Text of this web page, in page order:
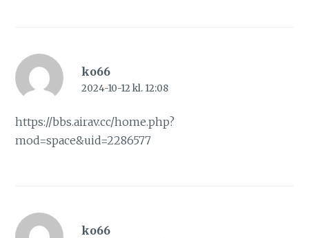
ko66
2024-10-12 kl. 12:08
https://bbs.airav.cc/home.php?
mod=space&uid=2286577
ko66